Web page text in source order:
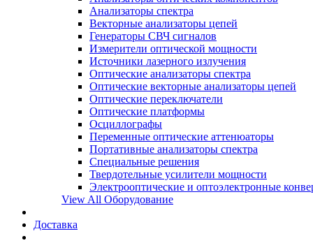
Анализаторы спектра
Векторные анализаторы цепей
Генераторы СВЧ сигналов
Измерители оптической мощности
Источники лазерного излучения
Оптические анализаторы спектра
Оптические векторные анализаторы цепей
Оптические переключатели
Оптические платформы
Осциллографы
Переменные оптические аттенюаторы
Портативные анализаторы спектра
Специальные решения
Твердотельные усилители мощности
Электрооптические и оптоэлектронные
View All Оборудование
Доставка